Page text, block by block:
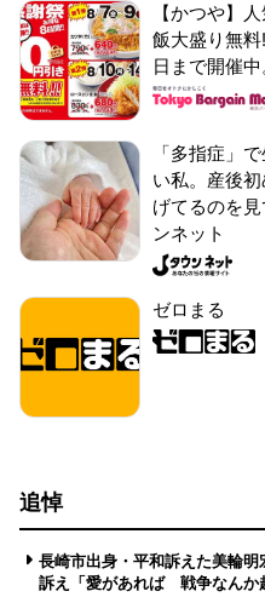
【かつや】
飯大盛り無
日まで開催中
「多指症」
い私。産後
げてるのを
ンネット
ゼロまる
追悼
長崎市出身・平和訴えた美輪
訴え「愛があれば 戦争なんか